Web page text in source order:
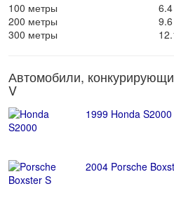
100 метры
200 метры
300 метры
Автомобили,
V
1999 Honda
2004 Porsche